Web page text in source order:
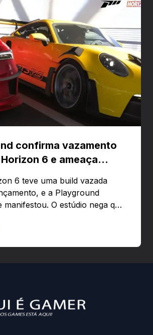
confirma vazamento
6 e ameaça
6 teve uma build vazada
e a Playground
manifestou. O estúdio nega que
que quem usar versões não
negação do preload,
acessos não autorizados